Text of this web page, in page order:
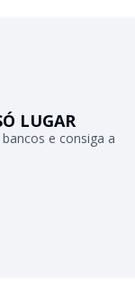
LUGAR
e consiga a